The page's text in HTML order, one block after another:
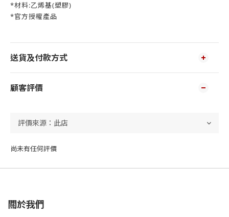
*材料:乙烯基(塑膠)
*官方授權產品
送貨及付款方式
顧客評價
尚未有任何評價
關於我們